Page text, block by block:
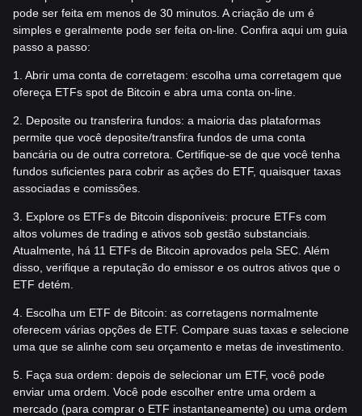
pode ser feita em menos de 30 minutos. A criação de um é
simples e geralmente pode ser feita on-line. Confira aqui um guia
passo a passo:
1. Abrir uma conta de corretagem: escolha uma corretagem que
ofereça ETFs spot de Bitcoin e abra uma conta on-line.
2. Deposite ou transferira fundos: a maioria das plataformas
permite que você deposite/transfira fundos de uma conta
bancária ou de outra corretora. Certifique-se de que você tenha
fundos suficientes para cobrir as ações do ETF, quaisquer taxas
associadas e comissões.
3. Explore os ETFs de Bitcoin disponíveis: procure ETFs com
altos volumes de trading e ativos sob gestão substanciais.
Atualmente, há 11 ETFs de Bitcoin aprovados pela SEC. Além
disso, verifique a reputação do emissor e os outros ativos que o
ETF detém.
4. Escolha um ETF de Bitcoin: as corretagens normalmente
oferecem várias opções de ETF. Compare suas taxas e selecione
uma que se alinhe com seu orçamento e metas de investimento.
5. Faça sua ordem: depois de selecionar um ETF, você pode
enviar uma ordem. Você pode escolher entre uma ordem a
mercado (para comprar o ETF instantaneamente) ou uma ordem